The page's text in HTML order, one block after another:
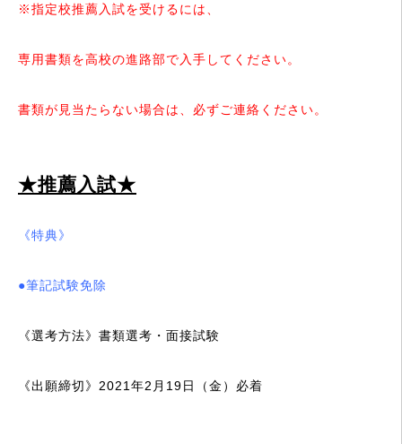
※指定校推薦入試を受けるには、
専用書類を高校の進路部で 入手してください。
書類が見当たらない場合は、 必ずご連絡ください。
★推薦入試★
《特典》
●筆記試験免除
《選考方法》 書類選考・面接試験
《出願締切》 2021年2月19日（金）必着